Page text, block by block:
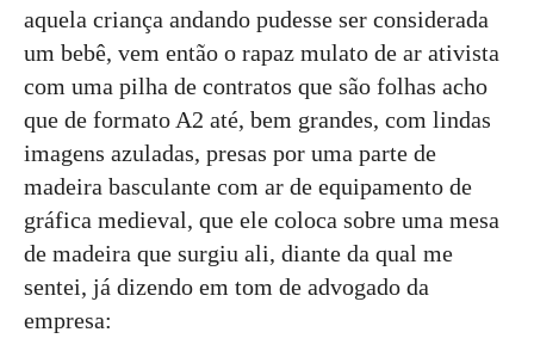
aquela criança andando pudesse ser considerada
um bebê, vem então o rapaz mulato de ar ativista
com uma pilha de contratos que são folhas acho
que de formato A2 até, bem grandes, com lindas
imagens azuladas, presas por uma parte de
madeira basculante com ar de equipamento de
gráfica medieval, que ele coloca sobre uma mesa
de madeira que surgiu ali, diante da qual me
sentei, já dizendo em tom de advogado da
empresa: